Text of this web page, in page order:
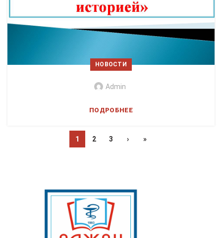
НОВОСТИ
Admin
ПОДРОБНЕЕ
1 2 3 › »